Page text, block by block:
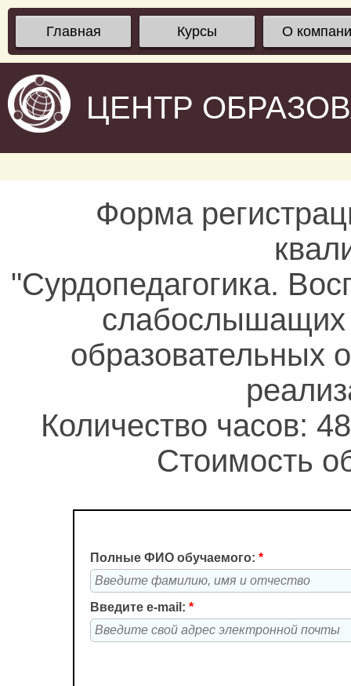
Главная Курсы О
ЦЕНТР
Форма
"Сурдопедагогика.
слабослышащих
образовательных
Количество часов:
Стоимость
Полные ФИО обучаемого: *
Введите e-mail: *